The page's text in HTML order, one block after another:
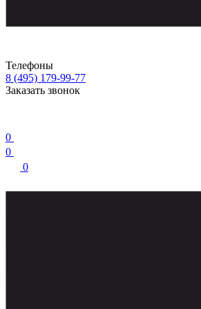
Телефоны
8 (495) 179-99-77
Заказать звонок
0
0
0